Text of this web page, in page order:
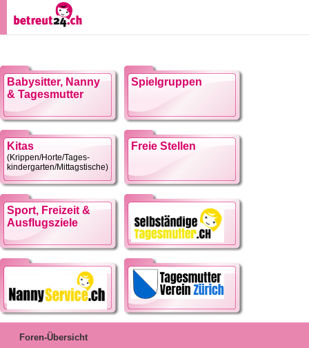
Babysitter, Nanny
& Tagesmutter
Spielgruppen
Kitas
(Krippen/Horte/Tages-
kindergarten/Mittagstische)
Freie Stellen
Sport, Freizeit &
Ausflugsziele
Foren-Übersicht